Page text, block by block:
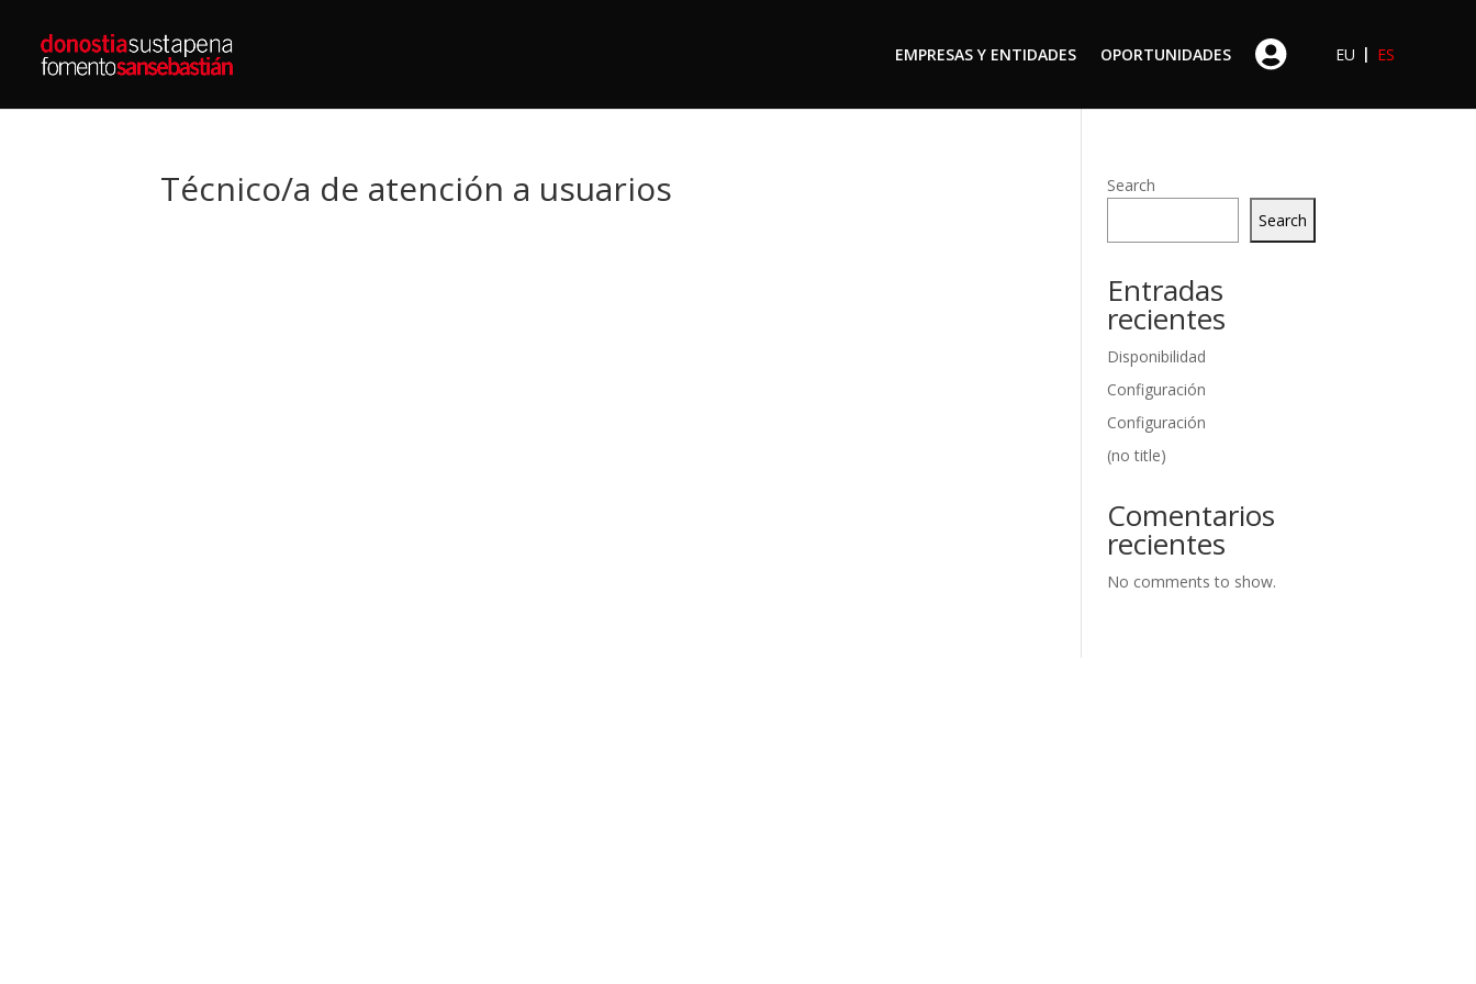
EMPRESAS Y ENTIDADES OPORTUNIDADES EU | ES
Técnico/a de atención a usuarios
Search
Search
Entradas
recientes
Disponibilidad
Configuración
Configuración
(no title)
Comentarios
recientes
No comments to show.